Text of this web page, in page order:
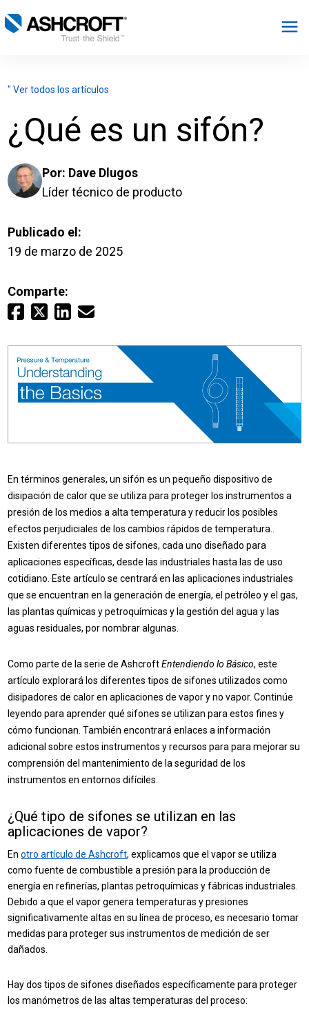
Industrias
Recursos
Acerca de
Inicio de sesión
Carreras profesionales
Póngase en contacto con
" Ver todos los artículos
¿Qué es un sifón?
Por: Dave Dlugos
Líder técnico de producto
Publicado el:
19 de marzo de 2025
Comparte:
En términos generales, un sifón es un pequeño dispositivo de
disipación de calorque se utilizapara proteger los instrumentos a
presiónde los medios a alta temperatura y reducir los posibles
efectos perjudiciales de los cambios rápidos de temperatura.
Existen diferentes tipos de sifones, cada uno diseñado para
aplicaciones específicas, desde las industriales hasta las de uso
cotidiano. Este artículo se centrará en las aplicaciones industriales
que se encuentran en lageneración de energía, el petróleo y el gas,
las plantas químicas y petroquímicas y la gestión del agua y las
aguas residuales, por nombrar algunas.
Como parte de la serie de AshcroftEntendiendo lo Básico, este
artículo explorará los diferentes tipos de sifones utilizados como
disipadores de calor en aplicaciones de vapor y no vapor. Continúe
leyendo para aprender qué sifones se utilizan para estos fines y
cómo funcionan. También encontrará enlaces a información
adicional sobre estos instrumentos y recursos parapara mejorar su
comprensión del mantenimiento de la seguridad de los
instrumentos en entornos difíciles.
¿Qué tipo de sifones se utilizan en las
aplicaciones de vapor?
Enotro artículo de Ashcroft, explicamos que el vapor se utiliza
como fuente de combustible a presión para la producción de
energía en refinerías, plantas petroquímicas y fábricas industriales.
Debido a que el vapor genera temperaturas y presiones
significativamente altas en su línea de proceso, es necesario tomar
medidas para proteger sus instrumentos de medición de ser
dañados.
Hay dos tipos de sifones diseñados específicamente para proteger
los manómetros de las altas temperaturas del proceso: